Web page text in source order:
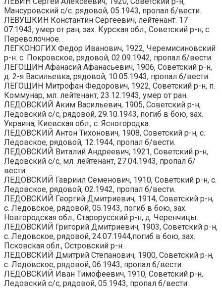
Мансуровский с/с. рядовой, 05.1943, пропал б/вести.
ЛЕВУШКИН Константин Сергеевич, лейтенант. 17
07.1943, умер от ран, зах. Курская обл., Советский р-н, с.
Переволочное.
ЛЕГКОНОГИХ Федор Иванович, 1922, Черемисиновский
р-н. с. Покровское, рядовой, 02.09.1942, пропал б/вести.
ЛЕГОЩИН Афанасий Афанасьевич, 1906, Советский р-н,
д. 2-я Васильевка, рядовой, 10.05.1943, пропал б/вести.
ЛЕГОЩИН Митрофан Федорович, 1922, Советский р-н, п.
Коммунар, мл. лейтенант, 23.12.1943, умер от ран.
ЛЕДОВСКИЙ Аким Васильевич, 1905, Советский р-н,
Ледовский с/с, рядовой, 29.10.1943, погиб в бою, зах.
Украина, Киевская обл., с. Ясногородка.
ЛЕДОВСКИЙ Антон Тихонович, 1908, Советский р-н, с.
Ледовское, рядовой, 12.1944, пропал б/вести.
ЛЕДОВСКИЙ Виталий Андреевич, 1921, Советский р-н,
Ледовский с/с, мл. лейтенант, 27.04.1943, пропал б/
вести.
ЛЕДОВСКИЙ Гавриил Семенович, 1910, Советский р-н, с.
Ледовское, рядовой, 02.1942, пропал б/вести.
ЛЕДОВСКИЙ Георгий Дмитриевич, 1914, Советский р-н,
с. Ледовское, рядовой, 05.1943, погиб в бою, зах.
Новгородская обл., Старорусский р-н, д. Черенчицы.
ЛЕДОВСКИЙ Григорий Дмитриевич, 1903, Советский р-н,
с. Ледовское, рядовой, 24.07.1944,погиб в бою, зах.
Псковская обл., Островский р-н.
ЛЕДОВСКИЙ Дмитрий Степанович, 1900, Советский р-н,
с. Ледовское, рядовой, 06.1943, пропал б/вести.
ЛЕДОВСКИЙ Иван Тимофеевич, 1910, Советский р-н,
Ледовский с/с, рядовой, 05.1943, пропал б/вести.